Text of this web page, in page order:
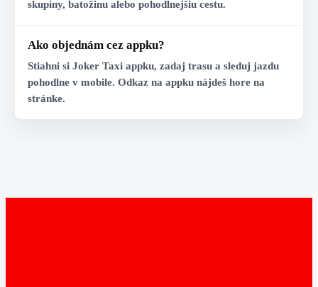
skupiny, batožinu alebo pohodlnejšiu cestu.
Ako objednám cez appku?
Stiahni si Joker Taxi appku, zadaj trasu a sleduj jazdu
pohodlne v mobile. Odkaz na appku nájdeš hore na
stránke.